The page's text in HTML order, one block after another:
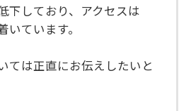
下しており、アクセスは
いています。
ては正直にお伝えしたいと